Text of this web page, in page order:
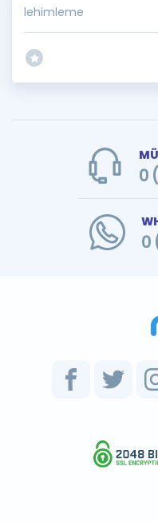
lehimleme
0
0